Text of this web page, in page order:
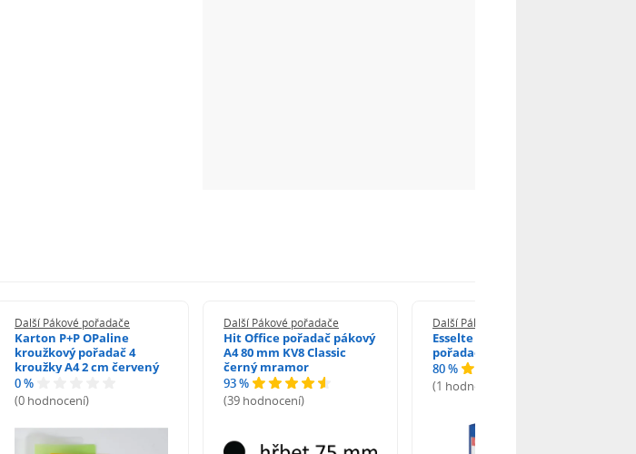
Další Pákové pořadače
Karton P+P OPaline
kroužkový pořadač 4
kroužky A4 2 cm červený
0 %
(0 hodnocení)
Další Pákové pořadače
Hit Office pořadač pákový
A4 80 mm KV8 Classic
černý mramor
93 %
(39 hodnocení)
Další Pákové pořadače
Esselte Economy pákový
pořadač A4 7,5 cm modrý
80 %
(1 hodnocení)